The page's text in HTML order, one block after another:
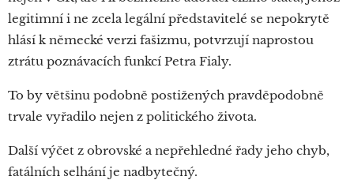
legitimní i ne zcela legální představitelé se nepokrytě
hlásí k německé verzi fašizmu, potvrzují naprostou
ztrátu poznávacích funkcí Petra Fialy.
To by většinu podobně postižených pravděpodobně
trvale vyřadilo nejen z politického života.
Další výčet z obrovské a nepřehledné řady jeho chyb,
fatálních selhání je nadbytečný.